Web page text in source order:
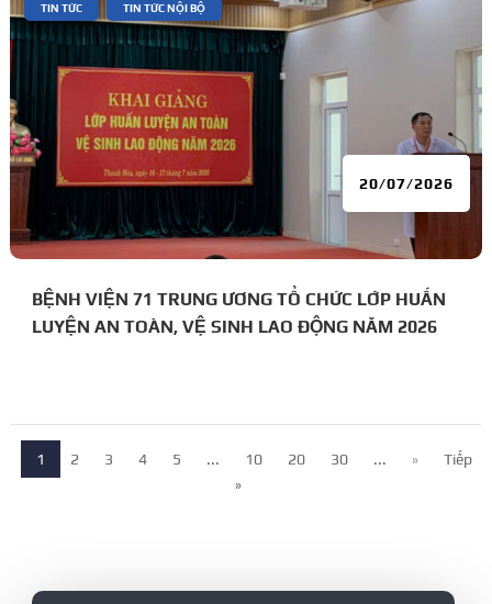
BỆNH VIỆN 71 TRUNG ƯƠNG TỔ CHỨC LỚP HUẤN
LUYỆN AN TOÀN, VỆ SINH LAO ĐỘNG NĂM 2026
20/07/2026
TIN TỨC TIN TỨC NỘI BỘ
1 2 3 4 5 ... 10 20 30 ... »
Tiếp
»